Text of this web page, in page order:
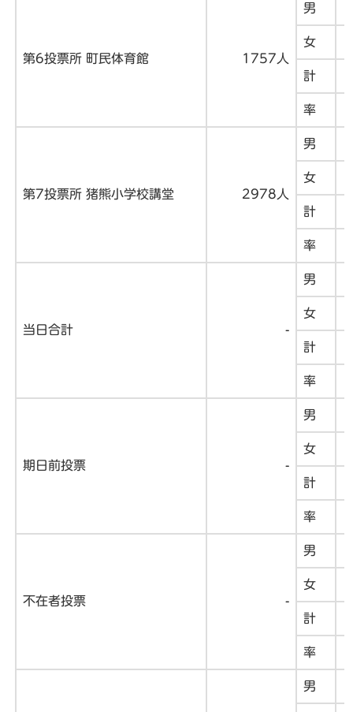
第6投票所 町民体育館 1757人
男
女
計
率
第7投票所 猪熊小学校講堂 2978人
男
女
計
率
当日合計 -
男
女
計
率
期日前投票 -
男
女
計
率
不在者投票 -
男
女
計
率
男